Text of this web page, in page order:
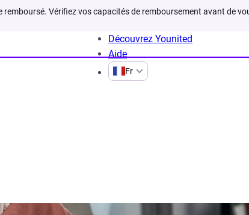
remboursé. Vérifiez vos capacités de remboursement avant de
Découvrez Younited
Aide
Fr